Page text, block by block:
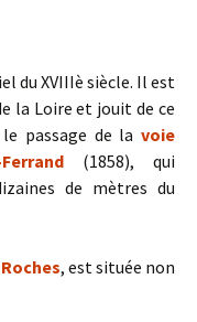
du XVIIIè siècle. Il est
la Loire et jouit de ce
passage de la voie
(1858), qui
de mètres du
, est située non